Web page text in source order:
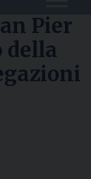
Pier
della